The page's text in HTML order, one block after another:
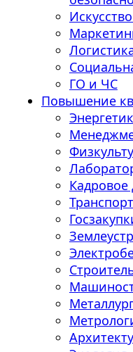
ГО и ЧС
Повышение
Кадровое